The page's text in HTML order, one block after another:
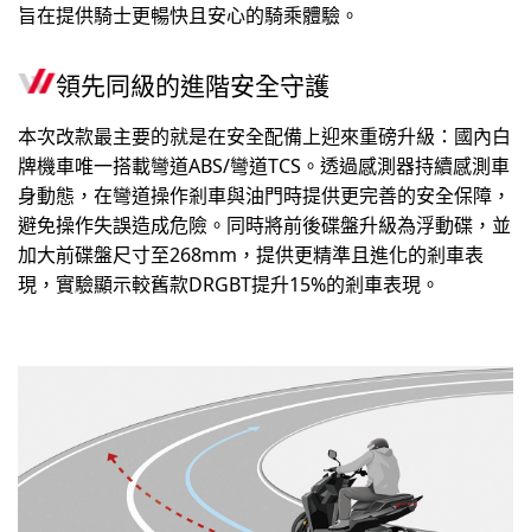
旨在提供騎士更暢快且安心的騎乘體驗。
領先同級的進階安全守護
本次改款最主要的就是在安全配備上迎來重磅升級：國內白
牌機車唯一搭載彎道ABS/彎道TCS。透過感測器持續感測車
身動態，在彎道操作剎車與油門時提供更完善的安全保障，
避免操作失誤造成危險。同時將前後碟盤升級為浮動碟，並
加大前碟盤尺寸至268mm，提供更精準且進化的剎車表
現，實驗顯示較舊款DRGBT提升15%的剎車表現。